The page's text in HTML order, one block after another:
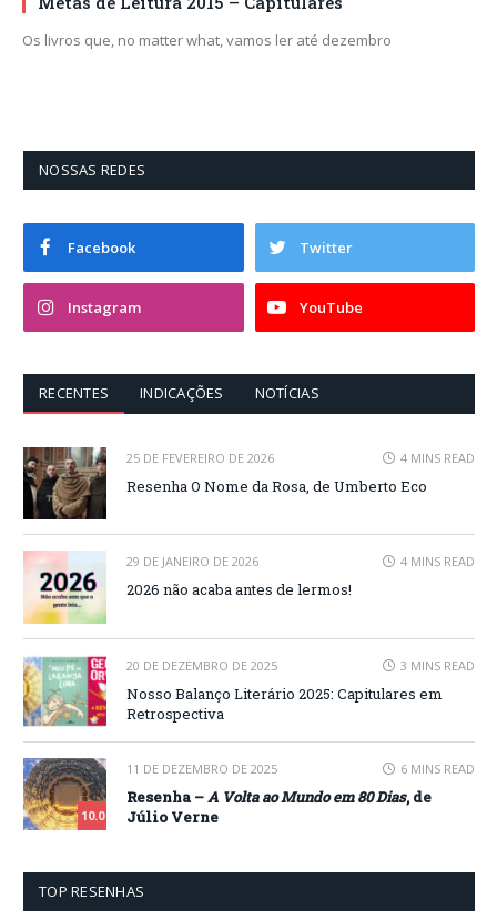
Os livros que, no matter what, vamos ler até dezembro
NOSSAS REDES
Facebook Twitter
Instagram YouTube
RECENTES INDICAÇÕES NOTÍCIAS
25 DE FEVEREIRO DE 2026 4 MINS READ
Resenha O Nome da Rosa, de Umberto Eco
29 DE JANEIRO DE 2026 4 MINS READ
2026 não acaba antes de lermos!
20 DE DEZEMBRO DE 2025 3 MINS READ
Nosso Balanço Literário 2025: Capitulares em
Retrospectiva
10.0
11 DE DEZEMBRO DE 2025 6 MINS READ
Resenha –A Volta ao Mundo em 80 Dias, de
Júlio Verne
TOP RESENHAS